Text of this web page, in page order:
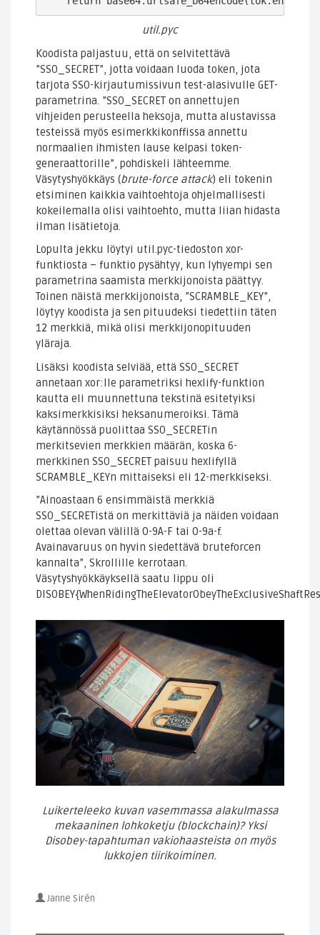
util.pyc
Koodista paljastuu, että on selvitettävä
”SSO_SECRET”, jotta voidaan luoda token, jota
tarjota SSO-kirjautumissivun test-alasivulle GET-
parametrina. ”SSO_SECRET on annettujen
vihjeiden perusteella heksoja, mutta alustavissa
testeissä myös esimerkkikonffissa annettu
normaalien ihmisten lause kelpasi token-
generaattorille”, pohdiskeli lähteemme.
Väsytyshyökkäys (brute-force attack) eli tokenin
etsiminen kaikkia vaihtoehtoja ohjelmallisesti
kokeilemalla olisi vaihtoehto, mutta liian hidasta
ilman lisätietoja.
Lopulta jekku löytyi util.pyc-tiedoston xor-
funktiosta – funktio pysähtyy, kun lyhyempi sen
parametrina saamista merkkijonoista päättyy.
Toinen näistä merkkijonoista, ”SCRAMBLE_KEY”,
löytyy koodista ja sen pituudeksi tiedettiin täten
12 merkkiä, mikä olisi merkkijonopituuden
yläraja.
Lisäksi koodista selviää, että SSO_SECRET
annetaan xor:lle parametriksi hexlify-funktion
kautta eli muunnettuna tekstinä esitetyiksi
kaksimerkkisiksi heksanumeroiksi. Tämä
käytännössä puolittaa SSO_SECRETin
merkitsevien merkkien määrän, koska 6-
merkkinen SSO_SECRET paisuu hexlifyllä
SCRAMBLE_KEYn mittaiseksi eli 12-merkkiseksi.
”Ainoastaan 6 ensimmäistä merkkiä
SSO_SECRETistä on merkittäviä ja näiden voidaan
olettaa olevan välillä 0-9A-F tai 0-9a-f.
Avainavaruus on hyvin siedettävä bruteforcen
kannalta”, Skrollille kerrotaan.
Väsytyshyökkäyksellä saatu lippu oli
Luikerteleeko kuvan vasemmassa alakulmassa
mekaaninen lohkoketju (blockchain)? Yksi
Disobey-tapahtuman vakiohaasteista on myös
lukkojen tiirikoiminen.
Janne Sirén